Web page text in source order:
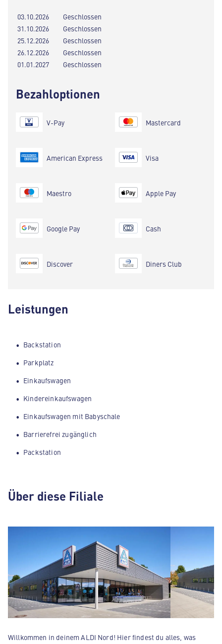
03.10.2026
Geschlossen
31.10.2026
Geschlossen
25.12.2026
Geschlossen
26.12.2026
Geschlossen
01.01.2027
Geschlossen
Bezahloptionen
V-Pay
American Express
Maestro
Google Pay
Discover
Mastercard
Visa
Apple Pay
Cash
Diners Club
Leistungen
Backstation
Parkplatz
Einkaufswagen
Kindereinkaufswagen
Einkaufswagen mit Babyschale
Barrierefrei zugänglich
Packstation
Über diese Filiale
Willkommen in deinem ALDI Nord! Hier findest du alles, was